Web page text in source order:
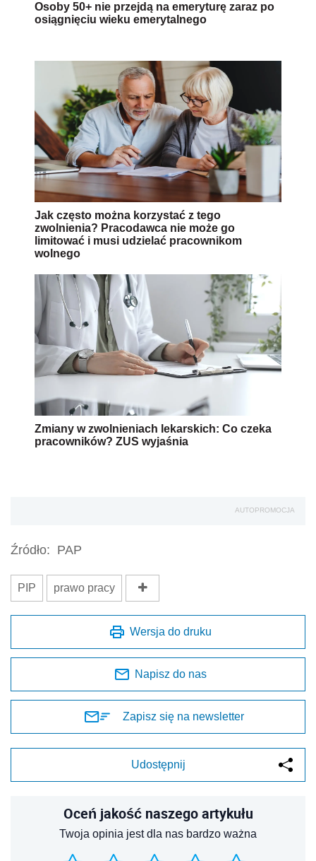
Osoby 50+ nie przejdą na emeryturę zaraz po
osiągnięciu wieku emerytalnego
Jak często można korzystać z tego
zwolnienia? Pracodawca nie może go
limitować i musi udzielać pracownikom
wolnego
Zmiany w zwolnieniach lekarskich: Co czeka
pracowników? ZUS wyjaśnia
AUTOPROMOCJA
Źródło: PAP
PIP prawo pracy
Wersja do druku
Napisz do nas
Zapisz się na newsletter
Udostępnij
Oceń jakość naszego artykułu
Twoja opinia jest dla nas bardzo ważna